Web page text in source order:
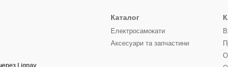
Каталог
Електросамокати
Аксесуари та запчастини